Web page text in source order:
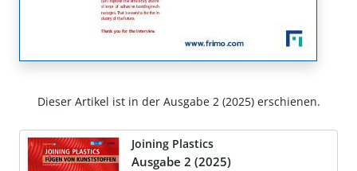
Dieser Artikel ist in der Ausgabe 2 (2025) erschienen.
Joining Plastics
Ausgabe 2 (2025)